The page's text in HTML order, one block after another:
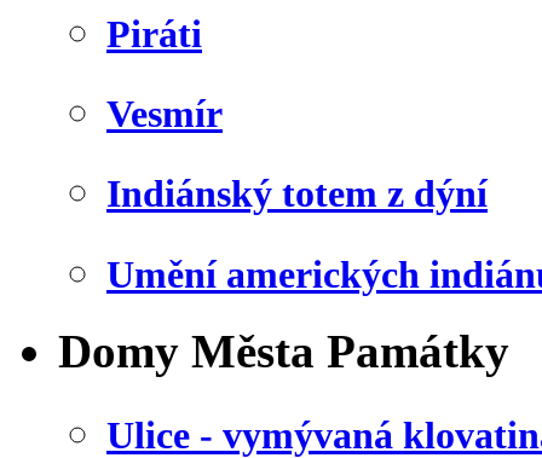
Piráti
Vesmír
Indiánský totem z dýní
Umění amerických
Domy Města Památky
Ulice - vymývaná